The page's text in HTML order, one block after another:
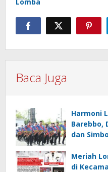
Baca Juga
Harmoni
Barebbo,
dan
Meriah
di